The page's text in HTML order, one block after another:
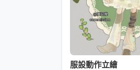
服設動作立繪